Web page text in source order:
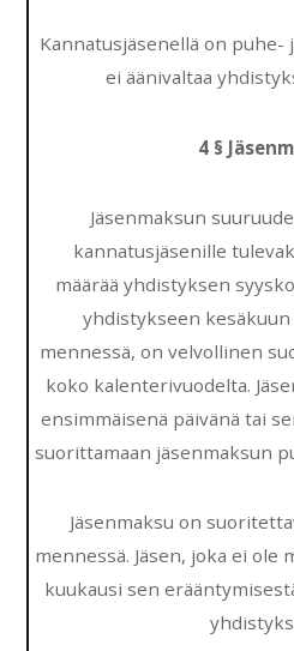
Kannatusjäsenellä on puhe-
ei äänivaltaa
4 §
Jäsenmaksun
kannatusjäsenille
määrää yhdistyksen
yhdistykseen
mennessä, on velvollinen
koko kalenterivuodelta.
ensimmäisenä päivänä tai
suorittamaan jäsenmaksun
Jäsenmaksu on
mennessä. Jäsen, joka ei ole
kuukausi sen